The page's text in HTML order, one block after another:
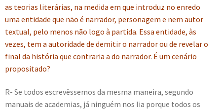
as teorias literárias, na medida em que introduz no enredo
uma entidade que não é narrador, personagem e nem autor
textual, pelo menos não logo à partida. Essa entidade, às
vezes, tem a autoridade de demitir o narrador ou de revelar o
final da história que contraria a do narrador. É um cenário
propositado?
R- Se todos escrevêssemos da mesma maneira, segundo
manuais de academias, já ninguém nos lia porque todos os